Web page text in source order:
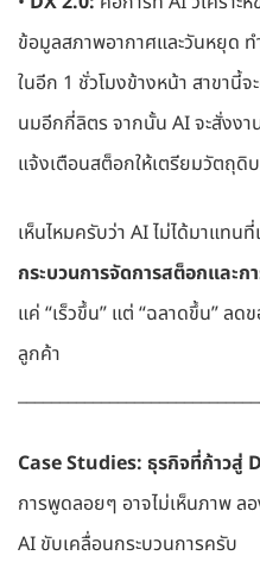
ข้อมูลสภาพอากาศและวันหยุด ท
ในอีก 1 ชั่วโมงข้างหน้า สาขานี้
นมอีกกี่ลิตร จากนั้น AI จะสั่งงา
แจ้งเตือนสต็อกให้เตรียมวัตถุดิ
เห็นไหมครับว่า AI ไม่ได้มาแทน
กระบวนการจัดการสต็อกและก
แค่ “เร็วขึ้น” แต่ “ฉลาดขึ้น” ลด
ลูกค้า
Case Studies: ธุรกิจที่ก้าวสู่
การพูดลอยๆ อาจไม่เห็นภาพ ล
AI ขับเคลื่อนกระบวนการครับ